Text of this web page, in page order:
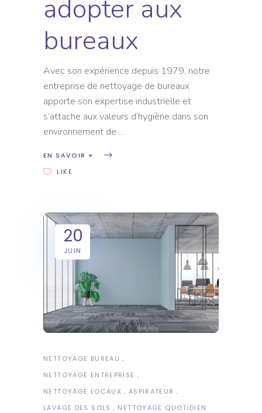
adopter aux
bureaux
Avec son expérience depuis 1979, notre
entreprise de nettoyage de bureaux
apporte son expertise industrielle et
s’attache aux valeurs d’hygiène dans son
environnement de
EN SAVOIR +
LIKE
20
JUIN
NETTOYAGE BUREAU
NETTOYAGE ENTREPRISE
NETTOYAGE LOCAUX
ASPIRATEUR
LAVAGE DES SOLS
NETTOYAGE QUOTIDIEN